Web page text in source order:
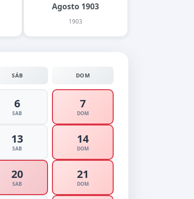
Agosto 1903
1903
SÁB DOM
6
SAB
7
DOM
13
SAB
14
DOM
20
SAB
21
DOM